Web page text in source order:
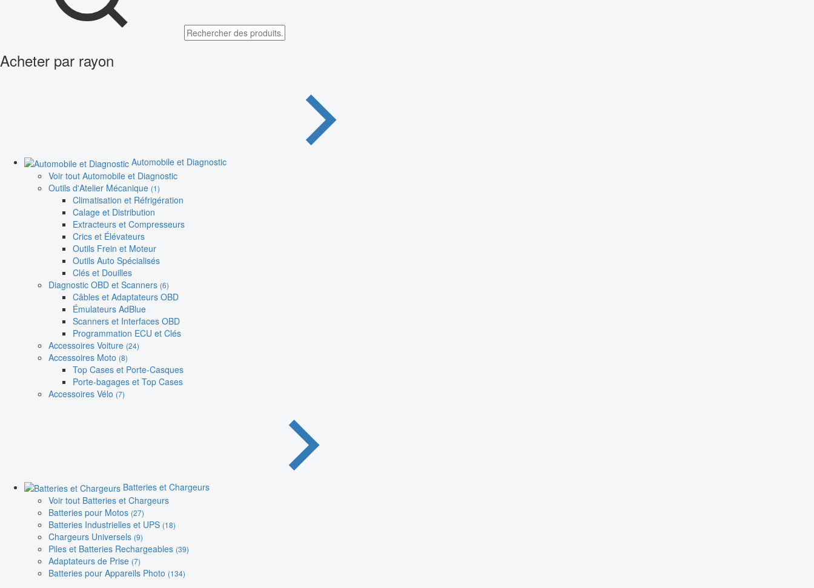
Acheter par rayon
Automobile et Diagnostic
Voir tout Automobile et Diagnostic
Outils d'Atelier Mécanique (1)
Climatisation et Réfrigération
Calage et Distribution
Extracteurs et Compresseurs
Crics et Élévateurs
Outils Frein et Moteur
Outils Auto Spécialisés
Clés et Douilles
Diagnostic OBD et Scanners (6)
Câbles et Adaptateurs OBD
Émulateurs AdBlue
Scanners et Interfaces OBD
Programmation ECU et Clés
Accessoires Voiture (24)
Accessoires Moto (8)
Top Cases et Porte-Casques
Porte-bagages et Top Cases
Accessoires Vélo (7)
Batteries et Chargeurs
Voir tout Batteries et Chargeurs
Batteries pour Motos (27)
Batteries Industrielles et UPS (18)
Chargeurs Universels (9)
Piles et Batteries Rechargeables (39)
Adaptateurs de Prise (7)
Batteries pour Appareils Photo (134)